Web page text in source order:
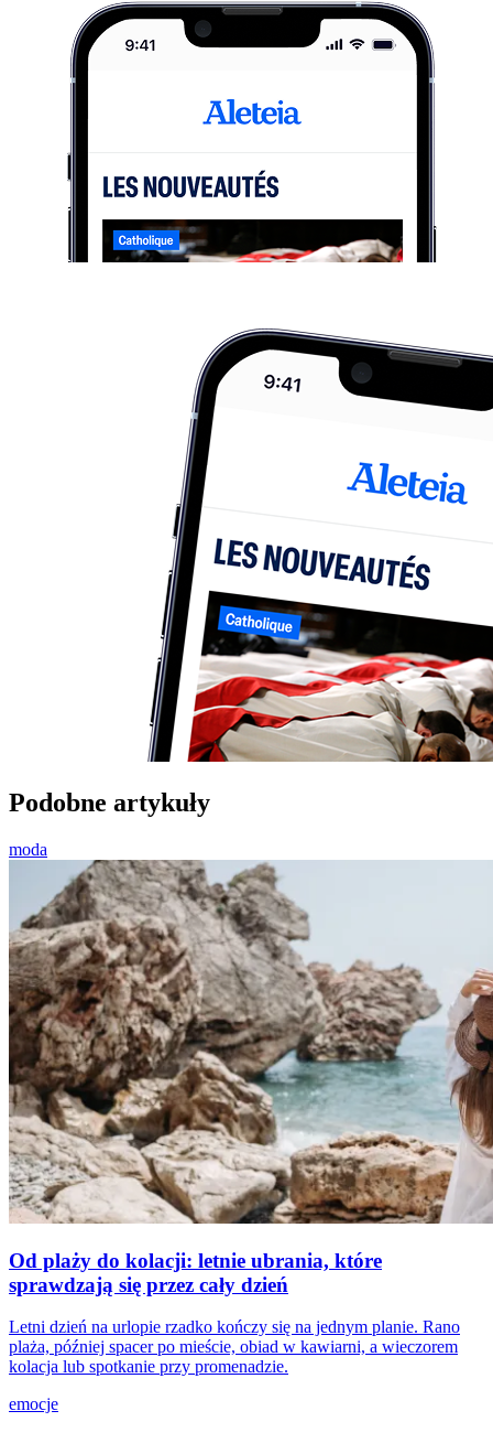
Podobne artykuły
moda
Od plaży do kolacji: letnie ubrania, które
sprawdzają się przez cały dzień
Letni dzień na urlopie rzadko kończy się na jednym planie. Rano
plaża, później spacer po mieście, obiad w kawiarni, a wieczorem
kolacja lub spotkanie przy promenadzie.
emocje